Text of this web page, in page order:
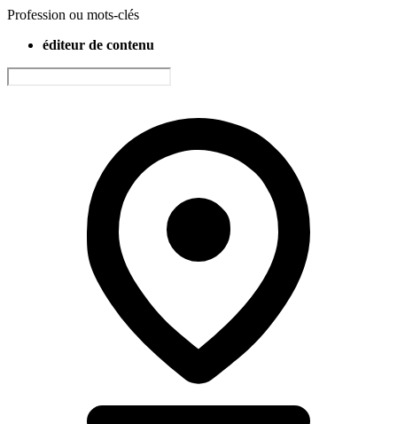
Profession ou mots-clés
éditeur de contenu